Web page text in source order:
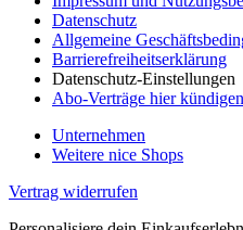
Datenschutz
Allgemeine
Barrierefreiheitserklärung
Datenschutz-Einstellungen
Abo-Verträge hier kündigen
Unternehmen
Weitere nice Shops
Vertrag widerrufen